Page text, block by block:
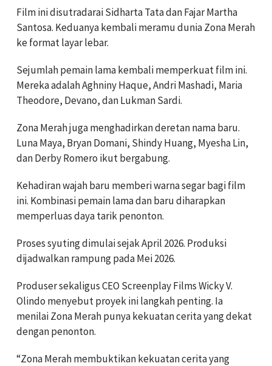
Film ini disutradarai Sidharta Tata dan Fajar Martha
Santosa. Keduanya kembali meramu dunia Zona Merah
ke format layar lebar.
Sejumlah pemain lama kembali memperkuat film ini.
Mereka adalah Aghniny Haque, Andri Mashadi, Maria
Theodore, Devano, dan Lukman Sardi.
Zona Merah juga menghadirkan deretan nama baru.
Luna Maya, Bryan Domani, Shindy Huang, Myesha Lin,
dan Derby Romero ikut bergabung.
Kehadiran wajah baru memberi warna segar bagi film
ini. Kombinasi pemain lama dan baru diharapkan
memperluas daya tarik penonton.
Proses syuting dimulai sejak April 2026. Produksi
dijadwalkan rampung pada Mei 2026.
Produser sekaligus CEO Screenplay Films Wicky V.
Olindo menyebut proyek ini langkah penting. Ia
menilai Zona Merah punya kekuatan cerita yang dekat
dengan penonton.
“Zona Merah membuktikan kekuatan cerita yang